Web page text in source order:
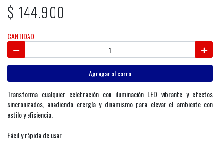
$ 144.900
CANTIDAD
Agregar al carro
Transforma cualquier celebración con iluminación LED vibrante y efectos
sincronizados, añadiendo energía y dinamismo para elevar el ambiente con
estilo y eficiencia.
Fácil y rápida de usar